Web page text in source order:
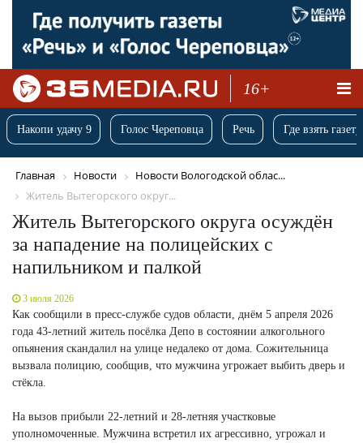
16+
Накопи удачу 9 Голос Череповца Речь Где взять
Главная Новости
Новости Вологодской облас...
Житель Вытегорского округ...
Житель Вытегорского округа осуждён
за нападение на полицейских с
напильником и палкой
3 июля 2026
Как сообщили в пресс-службе судов области, днём 5 апреля 2026
года 43-летний житель посёлка Депо в состоянии алкогольного
опьянения скандалил на улице недалеко от дома. Сожительница
вызвала полицию, сообщив, что мужчина угрожает выбить дверь и
стёкла.
На вызов прибыли 22-летний и 28-летняя участковые
уполномоченные. Мужчина встретил их агрессивно, угрожал и